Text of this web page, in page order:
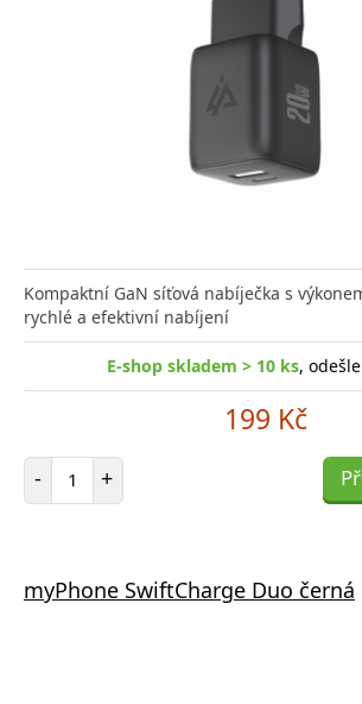
Kompaktní GaN síťová nabíječka s
rychlé a efektivní nabíjení
E-shop skladem > 10 ks,
199 Kč
- Počet položek
+
myPhone SwiftCharge Duo černá